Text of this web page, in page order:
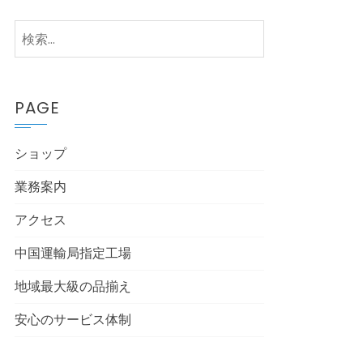
検
索:
PAGE
ショップ
業務案内
アクセス
中国運輸局指定工場
地域最大級の品揃え
安心のサービス体制